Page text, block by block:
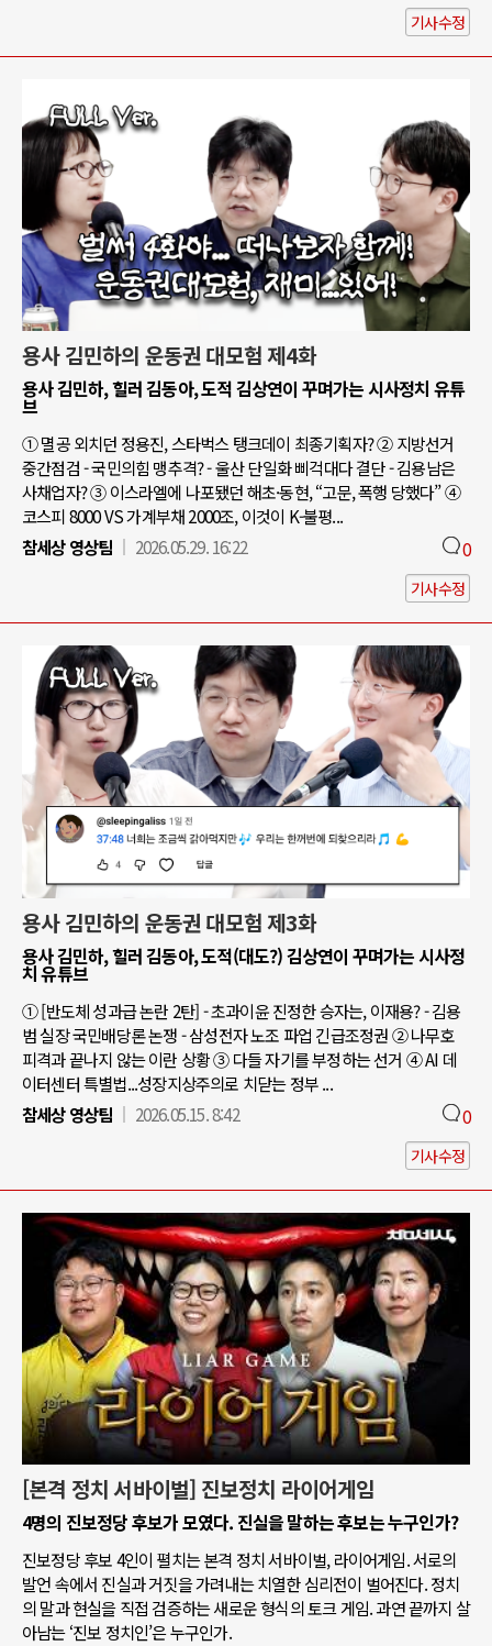
기사수정
용사 김민하의 운동권 대모험 제4화
용사 김민하, 힐러 김동아, 도적 김상연이 꾸며가는 시사정치 유튜
브
① 멸공 외치던 정용진, 스타벅스 탱크데이 최종기획자? ② 지방선거
중간점검 - 국민의힘 맹추격? - 울산 단일화 삐걱대다 결단 - 김용남은
사채업자? ③ 이스라엘에 나포됐던 해초·동현, “고문, 폭행 당했다” ④
코스피 8000 VS 가계부채 2000조, 이것이 K-불평...
참세상 영상팀
2026.05.29. 16:22 0
기사수정
용사 김민하의 운동권 대모험 제3화
용사 김민하, 힐러 김동아, 도적(대도?) 김상연이 꾸며가는 시사정
치 유튜브
① [반도체 성과급 논란 2탄] - 초과이윤 진정한 승자는, 이재용? - 김용
범 실장 국민배당론 논쟁 - 삼성전자 노조 파업 긴급조정권 ② 나무호
피격과 끝나지 않는 이란 상황 ③ 다들 자기를 부정하는 선거 ④ AI 데
이터센터 특별법...성장지상주의로 치닫는 정부 ...
참세상 영상팀
2026.05.15. 8:42 0
기사수정
[본격 정치 서바이벌] 진보정치 라이어게임
4명의 진보정당 후보가 모였다. 진실을 말하는 후보는 누구인가?
진보정당 후보 4인이 펼치는 본격 정치 서바이벌, 라이어게임. 서로의
발언 속에서 진실과 거짓을 가려내는 치열한 심리전이 벌어진다. 정치
의 말과 현실을 직접 검증하는 새로운 형식의 토크 게임. 과연 끝까지 살
아남는 ‘진보 정치인’은 누구인가.